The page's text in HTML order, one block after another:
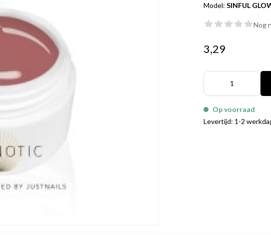
Model:SINFUL
Nog
3,29
Op voorraad
Levertijd: 1-2